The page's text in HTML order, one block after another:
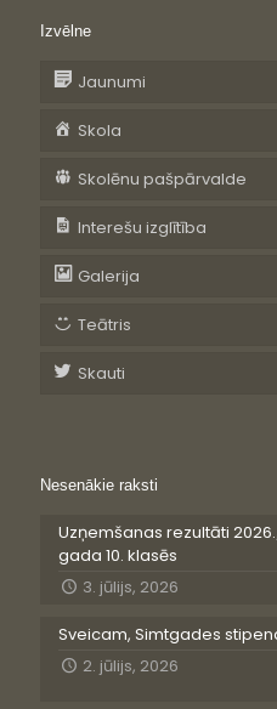
Izvēlne
Jaunumi
Skola
Skolēnu pašpārvalde
Interešu izglītība
Galerija
Teātris
Skauti
Nesenākie raksti
Uzņemšanas rezultāti
gada 10. klasēs
3. jūlijs, 2026
Sveicam, Simtgades
2. jūlijs, 2026